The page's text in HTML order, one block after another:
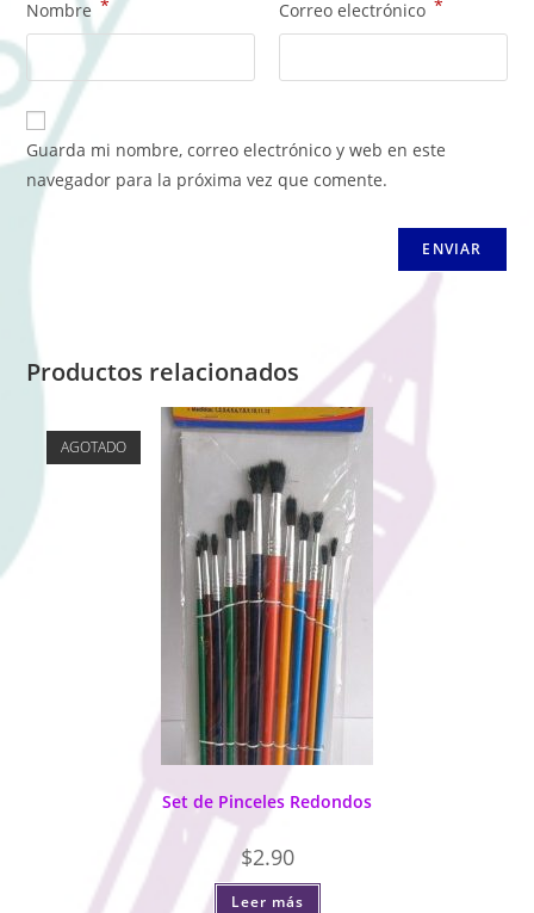
Nombre * Correo electrónico *
Guarda mi nombre, correo electrónico y web en este
navegador para la próxima vez que comente.
Productos relacionados
AGOTADO
Set de Pinceles Redondos
$2.90
Leer más